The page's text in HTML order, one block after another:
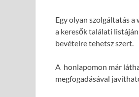
Egy olyan szolgáltatás
a keresők találati
bevételre tehetsz szert.
A honlapomon már
megfogadásával